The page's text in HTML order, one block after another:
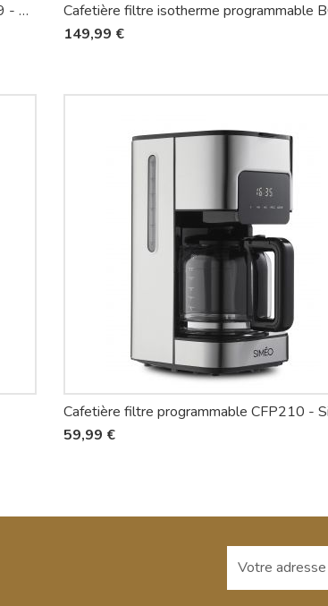
Cafetière filtre programmable inox BCF579 - Riviera-et-Bar
149,99 €
Cafetière filtre programmable CFP210 -
59,99 €